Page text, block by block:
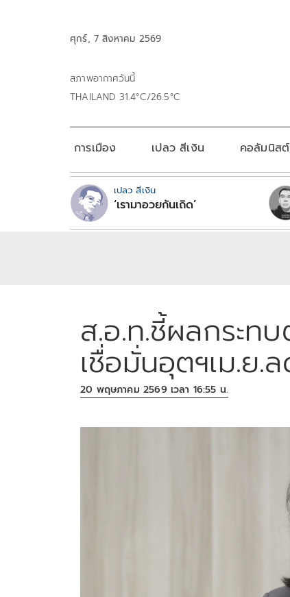
ศุกร์, 7 สิงหาคม 2569
สภาพอากาศวันนี้
THAILAND 31.4°C/26.5°C
การเมือง เปลว สีเงิน คอลัมนิสต์
เปลว สีเงิน
‘เรามาอวยกันเถิด’
ส.อ.ท.ชี้ผลกระท
เชื่อมั่นอุตฯเม.ย.
20 พฤษภาคม 2569 เวลา 16:55 น.